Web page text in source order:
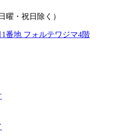
曜・祝日除く）
番地 フォルテワジマ4階